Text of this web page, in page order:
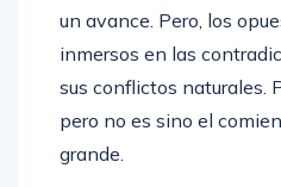
un avance. Pero, los
inmersos en las
sus conflictos naturales.
pero no es sino el
grande.